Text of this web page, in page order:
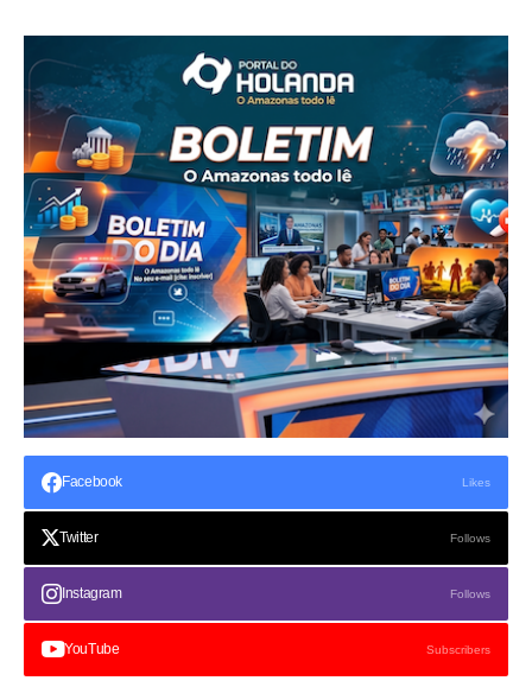
Facebook Likes
Twitter Follows
Instagram Follows
YouTube Subscribers